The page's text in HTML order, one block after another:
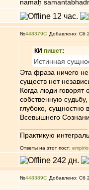
namaḥ
№448379 Добавлено: Сб
КИ пишет:
Истинная
Эта фраза ничего
существ нет
Когда люди говорят
собственную
глубоко,
Всевышнего
Практикую
Ответы на этот пост:
№448389 Добавлено: Сб